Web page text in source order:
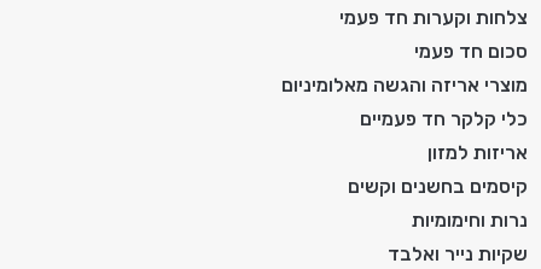
צלחות וקערות חד פעמי
סכום חד פעמי
מוצרי אריזה והגשה מאלומיניום
כלי קלקר חד פעמיים
אריזות למזון
קיסמים בחשנים וקשים
נרות וחימומיות
שקיות נייר ואלבד